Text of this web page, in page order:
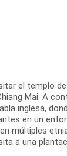
el templo
Mai. A
inglesa,
en un
múltiples
a una